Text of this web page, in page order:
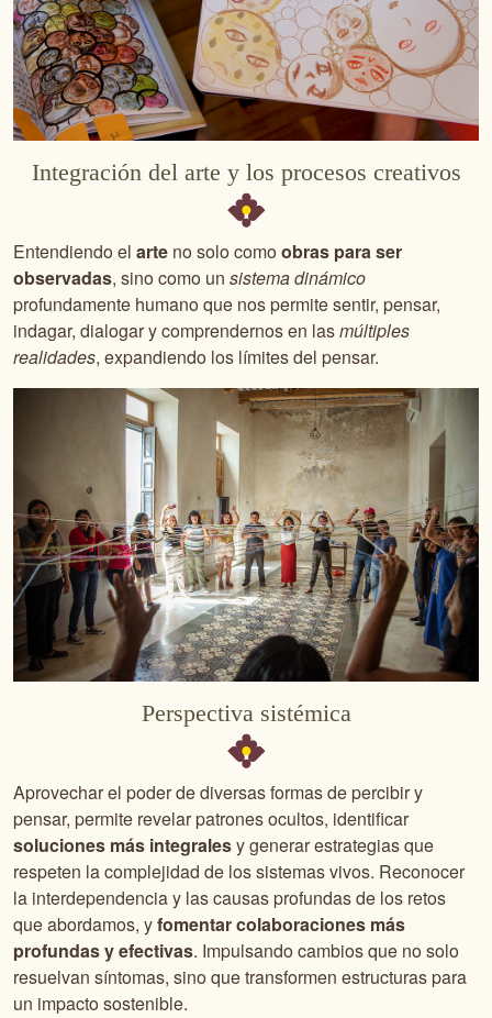
Integración del arte y los procesos creativos
Entendiendo el arte no solo como obras para ser
observadas, sino como un sistema dinámico
profundamente humano que nos permite sentir, pensar,
indagar, dialogar y comprendernos en lasmúltiples
realidades, expandiendo los límites del pensar.
Perspectiva sistémica
Aprovechar el poder de diversas formas de percibir y
pensar, permite revelar patrones ocultos, identificar
soluciones más integralesy generar estrategias que
respeten la complejidad de los sistemas vivos. Reconocer
la interdependencia y las causas profundas de los retos
que abordamos, yfomentar colaboraciones más
profundas y efectivas. Impulsando cambios que no solo
resuelvan síntomas, sino que transformen estructuras para
un impacto sostenible.